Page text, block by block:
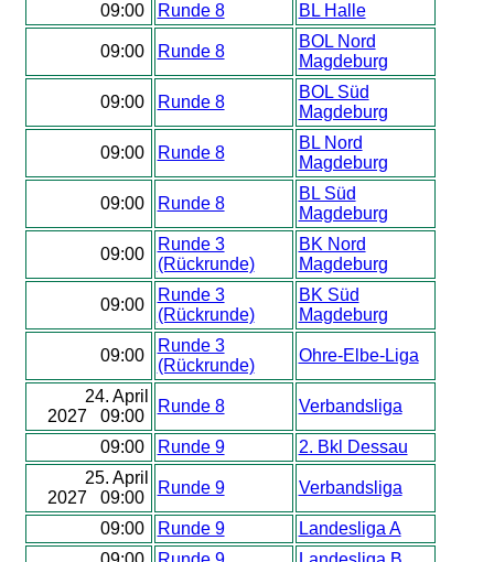
09:00
Runde 8 BL Halle
09:00 Runde 8
BOL Nord
Magdeburg
09:00 Runde 8
BOL Süd
Magdeburg
09:00 Runde 8
BL Nord
Magdeburg
09:00 Runde 8
BL Süd
Magdeburg
09:00
Runde 3
(Rückrunde)
BK Nord
Magdeburg
09:00
Runde 3
(Rückrunde)
BK Süd
Magdeburg
09:00
Runde 3
(Rückrunde)
Ohre-Elbe-Liga
24. April
2027 09:00
Runde 8 Verbandsliga
09:00 Runde 9
2. Bkl Dessau
25. April
2027 09:00
Runde 9 Verbandsliga
09:00 Runde 9
Landesliga A